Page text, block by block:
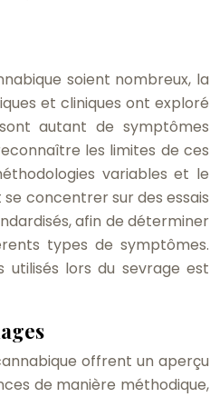
soient nombreux, la
et cliniques ont exploré
autant de symptômes
les limites de ces
variables et le
concentrer sur des essais
afin de déterminer
types de symptômes.
utilisés lors du sevrage est
offrent un aperçu
de manière méthodique,